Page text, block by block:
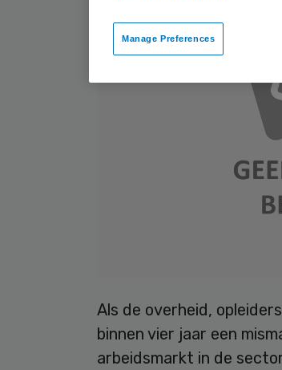
Als de overheid,
binnen vier jaar een
arbeidsmarkt in de
Manage Preferences